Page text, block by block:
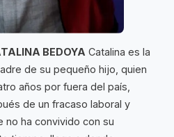
BEDOYA Catalina es la
de su pequeño hijo, quien
años por fuera del país,
de un fracaso laboral y
no ha convivido con su